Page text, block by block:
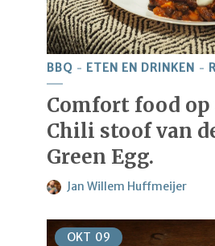
BBQ ETEN EN DRINKEN
Comfort food
Chili stoof van
Green Egg.
Jan Willem Huffmeijer
OKT 09